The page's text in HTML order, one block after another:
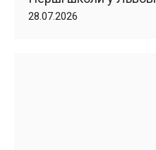
28.07.2026